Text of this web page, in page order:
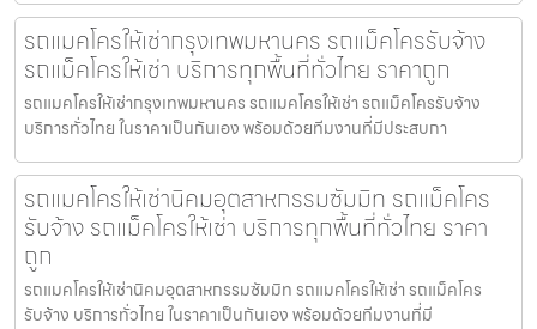
รถแมคโครให้เช่ากรุงเทพมหานคร รถแม็คโครรับจ้าง
รถแม็คโครให้เช่า บริการทุกพื้นที่ทั่วไทย ราคาถูก
รถแมคโครให้เช่ากรุงเทพมหานคร รถแมคโครให้เช่า รถแม็คโครรับจ้าง
บริการทั่วไทย ในราคาเป็นกันเอง พร้อมด้วยทีมงานที่มีประสบกา
รถแมคโครให้เช่านิคมอุตสาหกรรมซัมมิท รถแม็คโคร
รับจ้าง รถแม็คโครให้เช่า บริการทุกพื้นที่ทั่วไทย ราคา
ถูก
รถแมคโครให้เช่านิคมอุตสาหกรรมซัมมิท รถแมคโครให้เช่า รถแม็คโคร
รับจ้าง บริการทั่วไทย ในราคาเป็นกันเอง พร้อมด้วยทีมงานที่มี